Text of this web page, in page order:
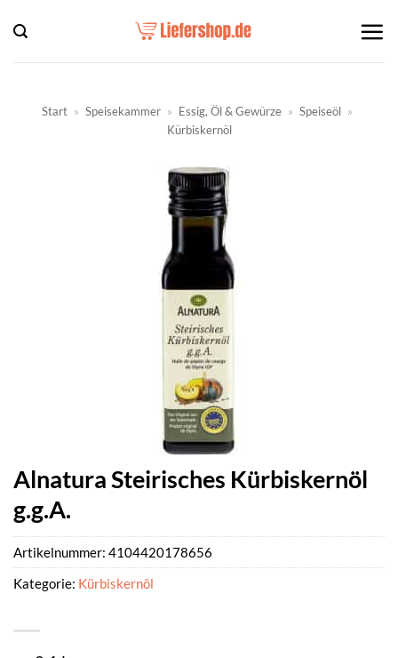
Inhalt
springen
Start » Speisekammer » Essig, Öl & Gewürze » Speiseöl »
Kürbiskernöl
Alnatura Steirisches Kürbiskernöl
g.g.A.
Artikelnummer: 4104420178656
Kategorie: Kürbiskernöl